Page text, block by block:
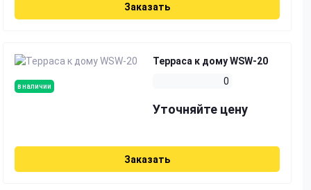
Заказать
в наличии
Терраса к дому WSW-20
0
Уточняйте цену
Заказать